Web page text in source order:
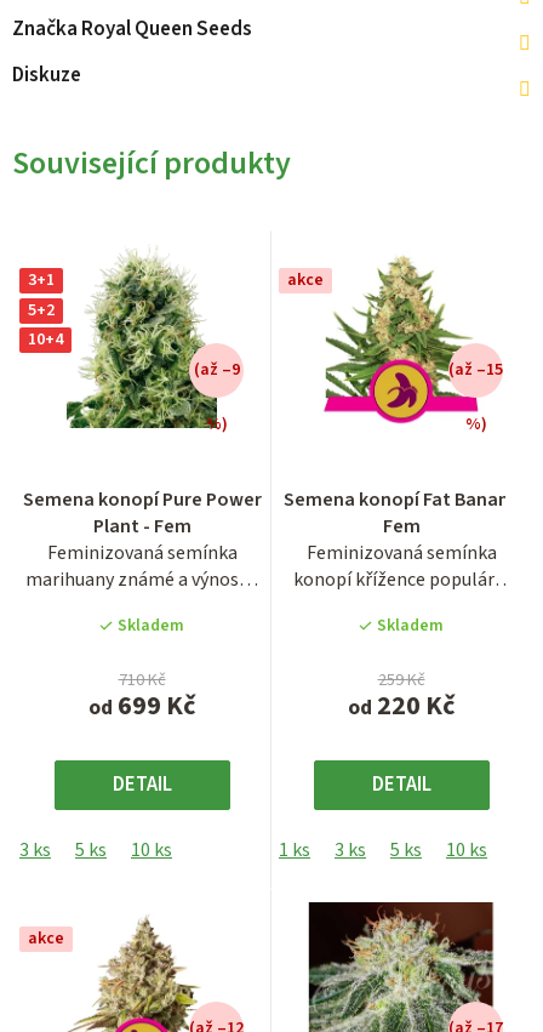
Značka Royal Queen Seeds
Diskuze
Související produkty
3+1
5+2
10+4
Semena konopí Pure Power
Plant - Fem
Feminizovaná semínka
marihuany známé a výnosné
hodnocení
produktu
je
3,2
z
hvězdiček.
Skladem
od 699 Kč
710 Kč
(až –9
%)
DETAIL
3 ks 5 ks 10 ks
akce
Semena konopí Fat Banana
Fem
Feminizovaná semínka
konopí křížence populární
Jedná...
hodnocení
produktu
je
3,6
z
hvězdiček.
Skladem
od 220 Kč
259 Kč
(až –15
%)
DETAIL
1 ks 3 ks 5 ks 10 ks
akce